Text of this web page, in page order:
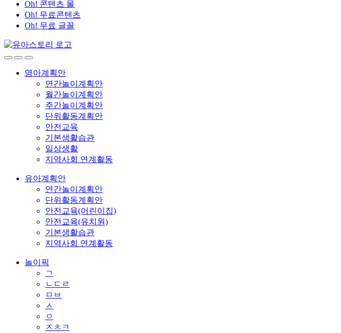
Oh! 콘텐츠 몰
Oh! 무료콘텐츠
Oh! 무료 글꼴
영아계획안
연간놀이계획안
월간놀이계획안
주간놀이계획안
단위활동계획안
안전교육
기본생활습관
일상생활
지역사회 연계활동
유아계획안
연간놀이계획안
단위활동계획안
안전교육(어린이집)
안전교육(유치원)
기본생활습관
지역사회 연계활동
놀이픽
ㄱ
ㄴㄷㄹ
ㅁㅂ
ㅅ
ㅇ
ㅈㅊㅋ